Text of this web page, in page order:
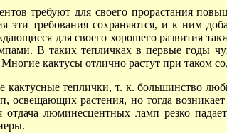
требуют для своего прорастания
требования сохраняются, и к ним
для своего хорошего развития
В таких тепличках в первые годы
кактусы отлично растут при таком
теплички, т. к. большинство
освещающих растения, но тогда
отдача люминесцентных ламп резко